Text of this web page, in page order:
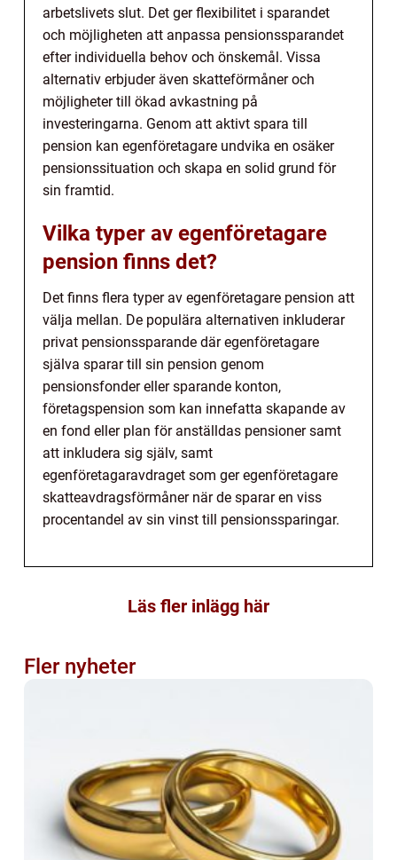
arbetslivets slut. Det ger flexibilitet i sparandet
och möjligheten att anpassa pensionssparandet
efter individuella behov och önskemål. Vissa
alternativ erbjuder även skatteförmåner och
möjligheter till ökad avkastning på
investeringarna. Genom att aktivt spara till
pension kan egenföretagare undvika en osäker
pensionssituation och skapa en solid grund för
sin framtid.
Vilka typer av egenföretagare
pension finns det?
Det finns flera typer av egenföretagare pension att
välja mellan. De populära alternativen inkluderar
privat pensionssparande där egenföretagare
själva sparar till sin pension genom
pensionsfonder eller sparande konton,
företagspension som kan innefatta skapande av
en fond eller plan för anställdas pensioner samt
att inkludera sig själv, samt
egenföretagaravdraget som ger egenföretagare
skatteavdragsförmåner när de sparar en viss
procentandel av sin vinst till pensionssparingar.
Läs fler inlägg här
Fler nyheter